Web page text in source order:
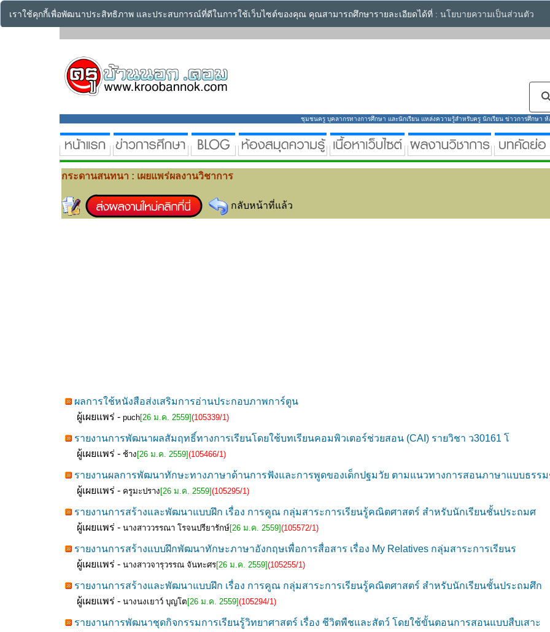
เราใช้คุกกี้เพื่อพัฒนาประสิทธิภาพ และประสบการณ์ที่ดีในการใช้เว็บไซต์ของคุณ คุณสามารถศึกษารายละเอียดได้ที่ : นโยบายความเป็นส่วนตัว
ชุมชนครู บุคลากรทางการศึกษา และนักเรียน แหล่งความรู้สำหรับครู นักเรียน ข่าวการศึกษา
กระดานสนทนา : เผยแพร่ผลงานวิชาการ
กลับหน้าที่แล้ว
ผลการใช้หนังสือส่งเสริมการอ่านประกอบภาพการ์ตูน
ผู้เผยแพร่ - puch[26 ม.ค. 2559](105339/1)
รายงานการพัฒนาผลสัมฤทธิ์ทางการเรียนโดยใช้บทเรียนคอมพิวเตอร์ช่วยสอน (CAI) รายวิชา ว30161 โ
ผู้เผยแพร่ - ช้าง [26 ม.ค. 2559](105466/1)
รายงานผลการพัฒนาทักษะทางภาษาด้านการฟังและการพูดของเด็กปฐมวัย ตามแนวทางการสอนภาษาแบบธรร
ผู้เผยแพร่ - ครูมะปราง [26 ม.ค. 2559](105295/1)
รายงานการสร้างและพัฒนาแบบฝึก เรื่อง การคูณ กลุ่มสาระการเรียนรู้คณิตศาสตร์ สำหรับนักเรียนชั้นประถมศ
ผู้เผยแพร่ - นางสาววรรณา โรจนปรียารักษ์[26 ม.ค. 2559](105572/1)
รายงานการสร้างแบบฝึกพัฒนาทักษะภาษาอังกฤษเพื่อการสื่อสาร เรื่อง My Relatives กลุ่มสาระการเรียนร
ผู้เผยแพร่ - นางสาวจารุวรรณ จันทะศร[26 ม.ค. 2559](105255/1)
รายงานการสร้างและพัฒนาแบบฝึก เรื่อง การคูณ กลุ่มสาระการเรียนรู้คณิตศาสตร์ สำหรับนักเรียนชั้นประถมศึก
ผู้เผยแพร่ - นางนงเยาว์ บุญโต [26 ม.ค. 2559](105294/1)
รายงานการพัฒนาชุดกิจกรรมการเรียนรู้วิทยาศาสตร์ เรื่อง ชีวิตพืชและสัตว์ โดยใช้ขั้นตอนการสอนแบบสืบเสาะ